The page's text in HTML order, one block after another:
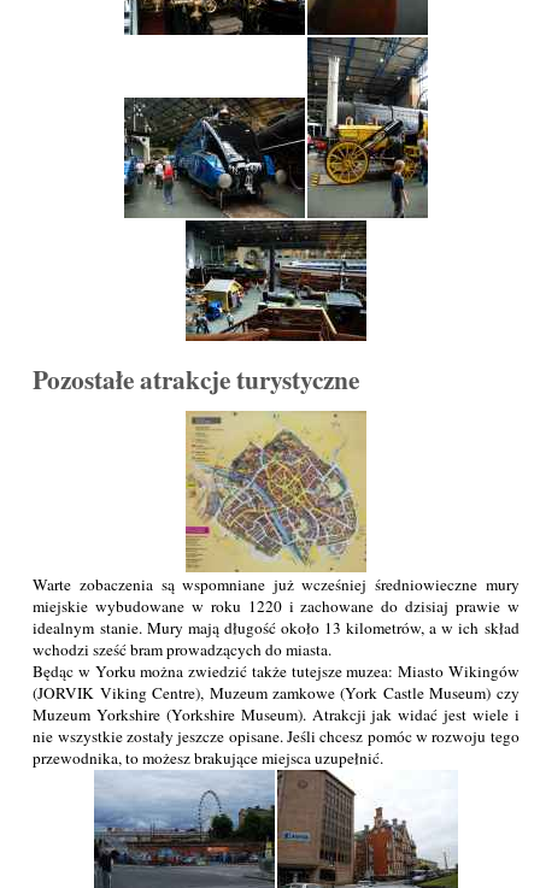
Pozostałe atrakcje turystyczne
Warte zobaczenia są wspomniane już wcześniej średniowieczne mury
miejskie wybudowane w roku 1220 i zachowane do dzisiaj prawie w
idealnym stanie. Mury mają długość około 13 kilometrów, a w ich skład
wchodzi sześć bram prowadzących do miasta.
Będąc w Yorku można zwiedzić także tutejsze muzea: Miasto Wikingów
(JORVIK Viking Centre), Muzeum zamkowe (York Castle Museum) czy
Muzeum Yorkshire (Yorkshire Museum). Atrakcji jak widać jest wiele i
nie wszystkie zostały jeszcze opisane. Jeśli chcesz pomóc w rozwoju tego
przewodnika, to możesz brakujące miejsca uzupełnić.